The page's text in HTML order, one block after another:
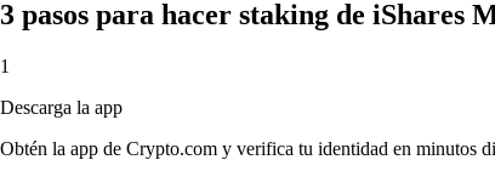
3 pasos para hacer staking de iShares
1
Descarga la app
Obtén la app de Crypto.com y verifica tu identidad en minutos